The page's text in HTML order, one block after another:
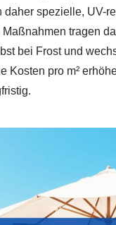
spezielle, UV-
tragen
bei Frost und
Kosten pro m²